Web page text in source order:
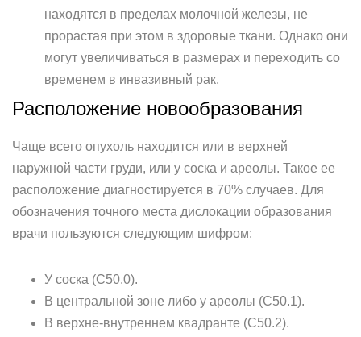
находятся в пределах молочной железы, не
прорастая при этом в здоровые ткани. Однако они
могут увеличиваться в размерах и переходить со
временем в инвазивный рак.
Расположение новообразования
Чаще всего опухоль находится или в верхней
наружной части груди, или у соска и ареолы. Такое ее
расположение диагностируется в 70% случаев. Для
обозначения точного места дислокации образования
врачи пользуются следующим шифром:
У соска (С50.0).
В центральной зоне либо у ареолы (С50.1).
В верхне-внутреннем квадранте (С50.2).